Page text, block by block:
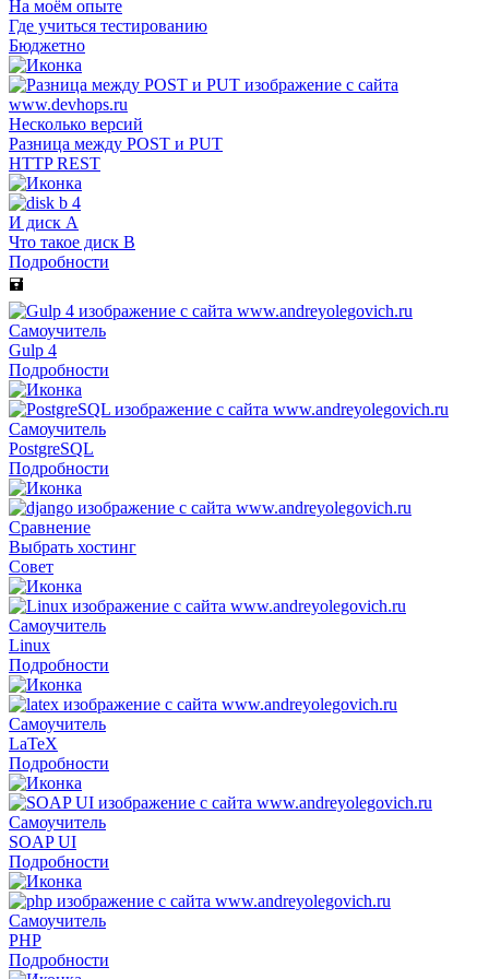
На моём опыте
Где учиться тестированию
Бюджетно
Несколько версий
Разница между POST и PUT
HTTP REST
И диск A
Что такое диск B
Подробности
🖬
Самоучитель
Gulp 4
Подробности
Самоучитель
PostgreSQL
Подробности
Сравнение
Выбрать хостинг
Совет
Самоучитель
Linux
Подробности
Самоучитель
LaTeX
Подробности
Самоучитель
SOAP UI
Подробности
Самоучитель
PHP
Подробности